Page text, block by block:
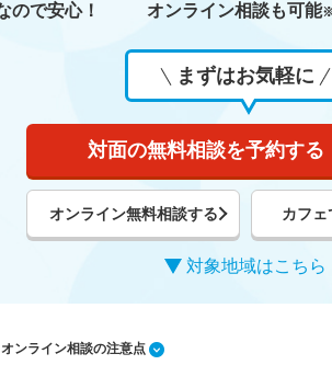
ので安心！
オンライン相談も可能
まずはお気軽に
対面の無料相談を予約する
オンライン無料相談する カフェ
対象地域はこちら
ンライン相談の注意点